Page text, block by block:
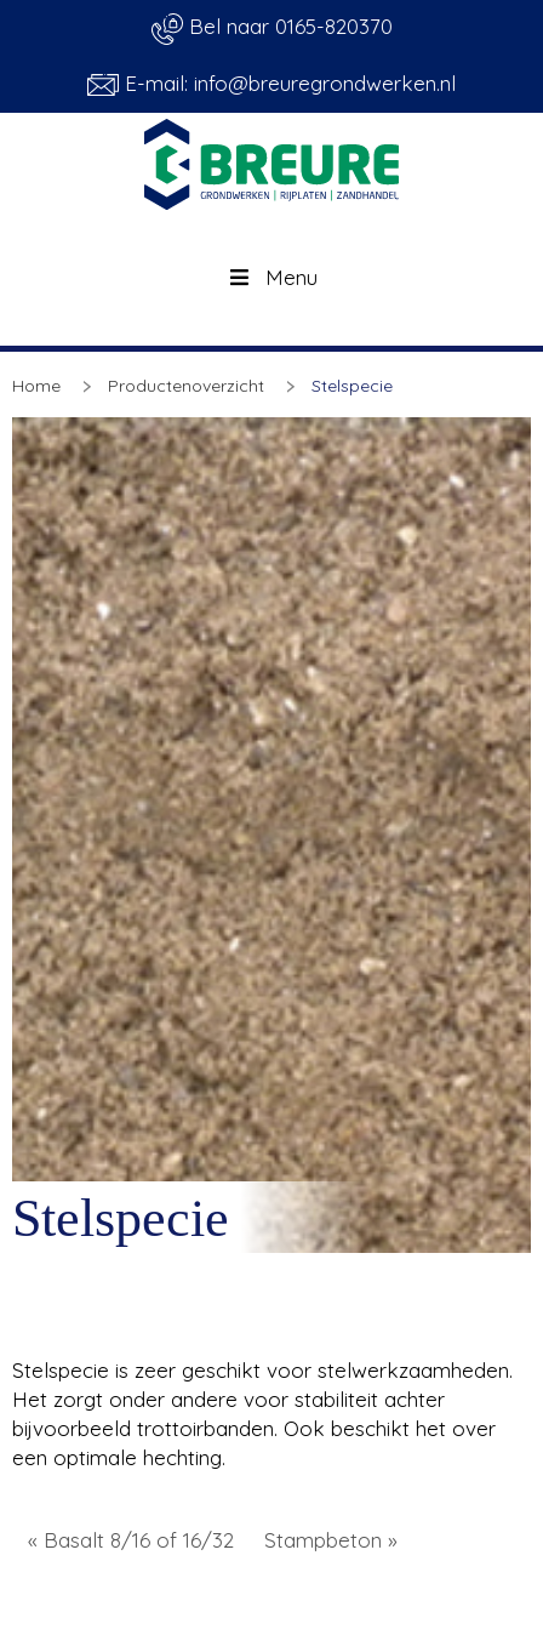
Bel naar 0165-820370
E-mail: info@breuregrondwerken.nl
Menu
Home Productenoverzicht Stelspecie
Stelspecie
Stelspecie is zeer geschikt voor stelwerkzaamheden.
Het zorgt onder andere voor stabiliteit achter
bijvoorbeeld trottoirbanden. Ook beschikt het over
een optimale hechting.
« Basalt 8/16 of 16/32 Stampbeton »